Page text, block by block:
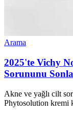
Arama
2025'te Vichy
Sorununu
Akne ve yağlı cilt
Phytosolution kremi